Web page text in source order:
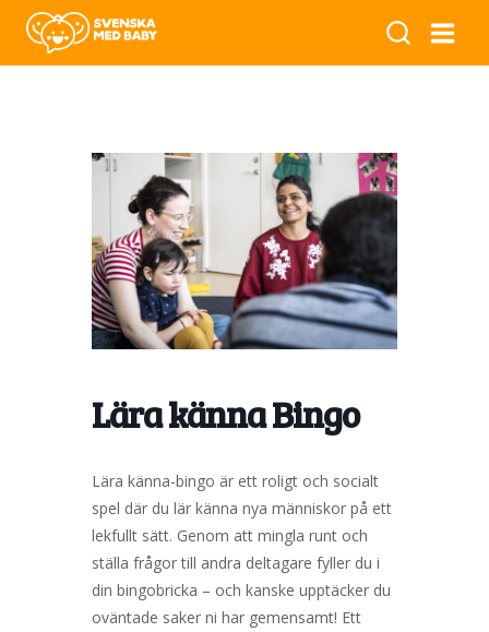
Lära känna Bingo
Lära känna-bingo är ett roligt och socialt
spel där du lär känna nya människor på ett
lekfullt sätt. Genom att mingla runt och
ställa frågor till andra deltagare fyller du i
din bingobricka – och kanske upptäcker du
oväntade saker ni har gemensamt! Ett